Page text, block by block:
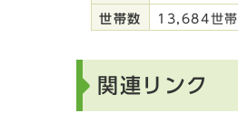
世帯数 13,684世帯
関連リンク